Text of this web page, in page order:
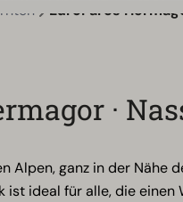
EuroParcs
·
Alpen, ganz in der
ist ideal für alle, die